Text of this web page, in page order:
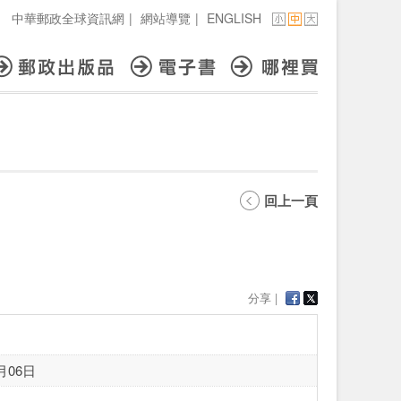
中華郵政全球資訊網 | 網站導覽 | ENGLISH
回上一頁
分享 |
06日